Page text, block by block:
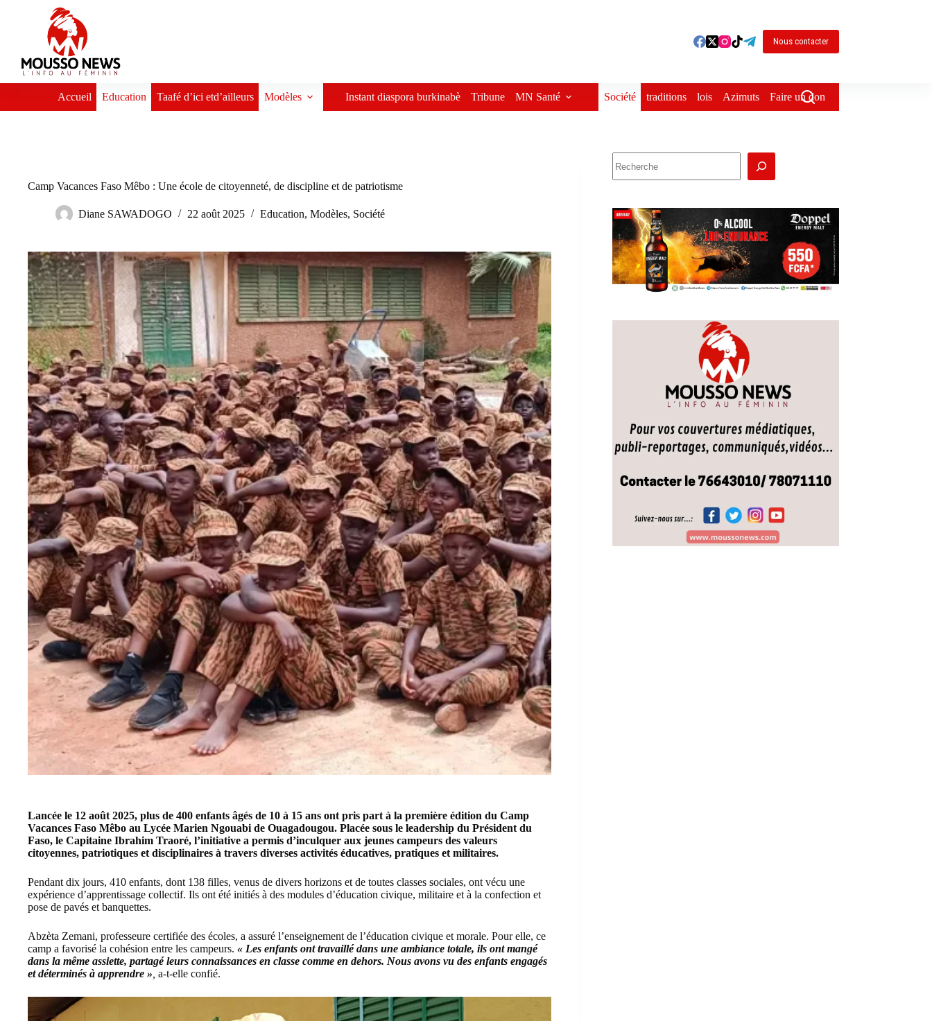
Nous contacter
Accueil Education Taafé d’ici etd’ailleurs Modèles Instant diaspora burkinabè Tribune MN Santé Société traditions lois Azimuts Faire un don
Camp Vacances Faso Mêbo : Une école de citoyenneté, de discipline et de patriotisme
Diane SAWADOGO 22 août 2025 Education, Modèles, Société
Lancée le 12 août 2025, plus de 400 enfants âgés de 10 à 15 ans ont pris part à la première édition du Camp
Vacances Faso Mêbo au Lycée Marien Ngouabi de Ouagadougou. Placée sous le leadership du Président du
Faso, le Capitaine Ibrahim Traoré, l’initiative a permis d’inculquer aux jeunes campeurs des valeurs
citoyennes, patriotiques et disciplinaires à travers diverses activités éducatives, pratiques et militaires.
Pendant dix jours, 410 enfants, dont 138 filles, venus de divers horizons et de toutes classes sociales, ont vécu une
expérience d’apprentissage collectif. Ils ont été initiés à des modules d’éducation civique, militaire et à la confection et
pose de pavés et banquettes.
Abzèta Zemani, professeure certifiée des écoles, a assuré l’enseignement de l’éducation civique et morale. Pour elle, ce
camp a favorisé la cohésion entre les campeurs. « Les enfants ont travaillé dans une ambiance totale, ils ont mangé
dans la même assiette, partagé leurs connaissances en classe comme en dehors. Nous avons vu des enfants engagés
et déterminés à apprendre » a-t-elle confié.